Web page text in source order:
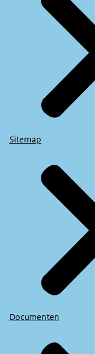
Sitemap
Documenten